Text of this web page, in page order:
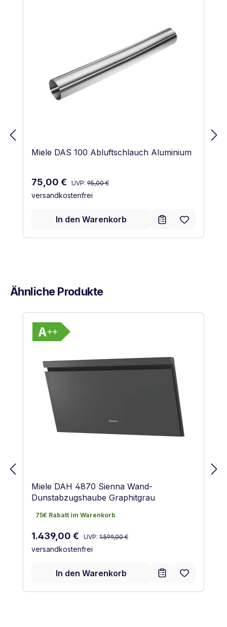
Miele DAS 100 Abluftschlauch Aluminium
Verkaufspreis:
75,00 € Regulärer Preis:
UVP: 95,00 €
versandkostenfrei
In den Warenkorb
Ähnliche Produkte
Produktgalerie überspringen
Miele DAH 4870 Sienna Wand-
Dunstabzugshaube Graphitgrau
75€ Rabatt im Warenkorb
75€ Rabatt im Warenkorb
Verkaufspreis:
1.439,00 € Regulärer Preis:
UVP: 1.599,00 €
versandkostenfrei
In den Warenkorb